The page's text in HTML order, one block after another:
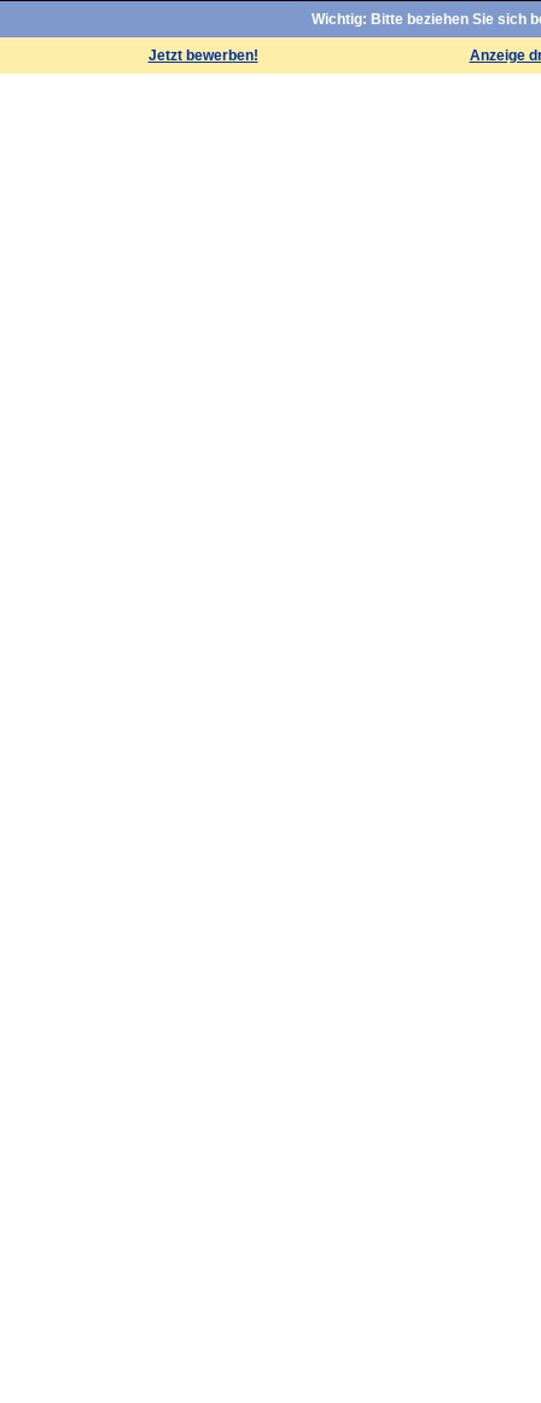
Wichtig: Bitte beziehen Sie sich
Jetzt bewerben! Anzeige